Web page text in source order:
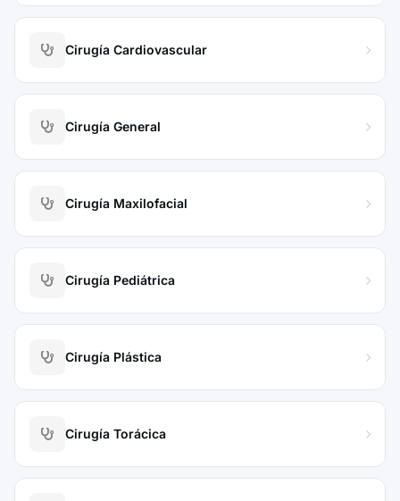
Cirugía Cardiovascular
Cirugía General
Cirugía Maxilofacial
Cirugía Pediátrica
Cirugía Plástica
Cirugía Torácica